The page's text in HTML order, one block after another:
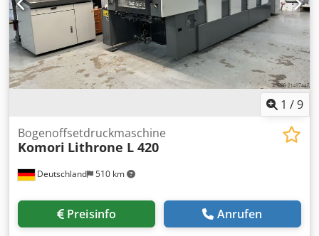
1 /9
Deutschland 510 km
Bogenoffsetdruckmaschine
Komori Lithrone L 420
Preisinfo Anrufen